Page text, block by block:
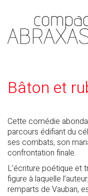
Bâton et
Cette comédie
parcours édifiant du
ses combats, son
confrontation finale.
L’écriture poétique et
figure à laquelle
remparts de Vauban,